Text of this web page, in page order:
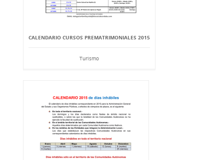
CALENDARIO CURSOS PREMATRIMONIALES 2015
Turismo